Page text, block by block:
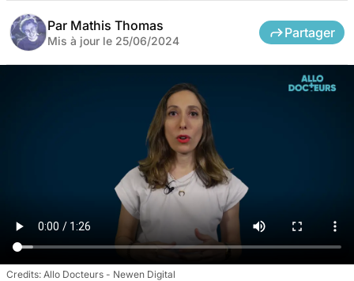
Par Mathis Thomas
Mis à jour le 25/06/2024
Partager
Allo Docteurs - Newen Digital